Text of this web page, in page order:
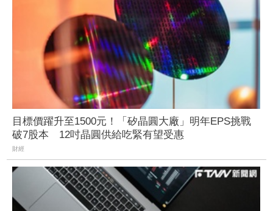
目標價躍升至1500元！「矽晶圓大廠」明年EPS挑戰
破7股本 12吋晶圓供給吃緊有望受惠
財經